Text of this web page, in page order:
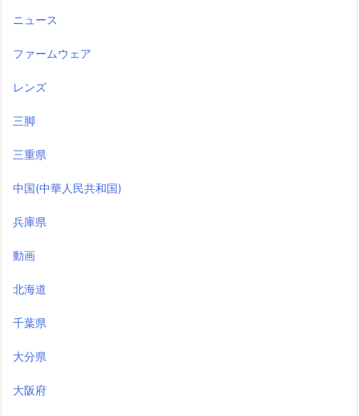
ニュース
ファームウェア
レンズ
三脚
三重県
中国(中華人民共和国)
兵庫県
動画
北海道
千葉県
大分県
大阪府